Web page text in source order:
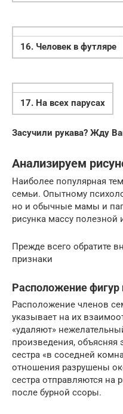
16. Человек в футляре
17. На всех парусах
Засучили рукава? Жду
Анализируем
Наиболее популярная
семьи. Опытному
но и обычные мамы и
рисунка массу
Прежде всего обратите
признаки
Расположение фигур
Расположение членов
указывает на их
«удаляют»
произведения, объясняя
сестра «в соседней
отношения разрушены
сестра отправляются на
после бурной ссоры.